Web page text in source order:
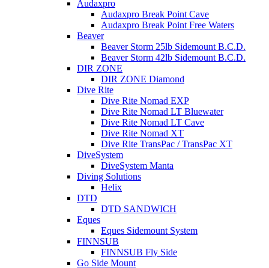
Audaxpro
Audaxpro Break Point Cave
Audaxpro Break Point Free Waters
Beaver
Beaver Storm 25lb Sidemount B.C.D.
Beaver Storm 42lb Sidemount B.C.D.
DIR ZONE
DIR ZONE Diamond
Dive Rite
Dive Rite Nomad EXP
Dive Rite Nomad LT Bluewater
Dive Rite Nomad LT Cave
Dive Rite Nomad XT
Dive Rite TransPac / TransPac XT
DiveSystem
DiveSystem Manta
Diving Solutions
Helix
DTD
DTD SANDWICH
Eques
Eques Sidemount System
FINNSUB
FINNSUB Fly Side
Go Side Mount